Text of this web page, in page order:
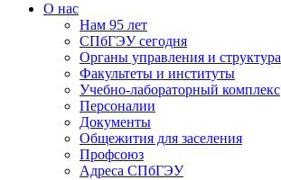
О нас
Нам 95 лет
СПбГЭУ сегодня
Органы управления и структура
Факультеты и институты
Учебно-лабораторный комплекс
Персоналии
Документы
Общежития для заселения
Профсоюз
Адреса СПбГЭУ